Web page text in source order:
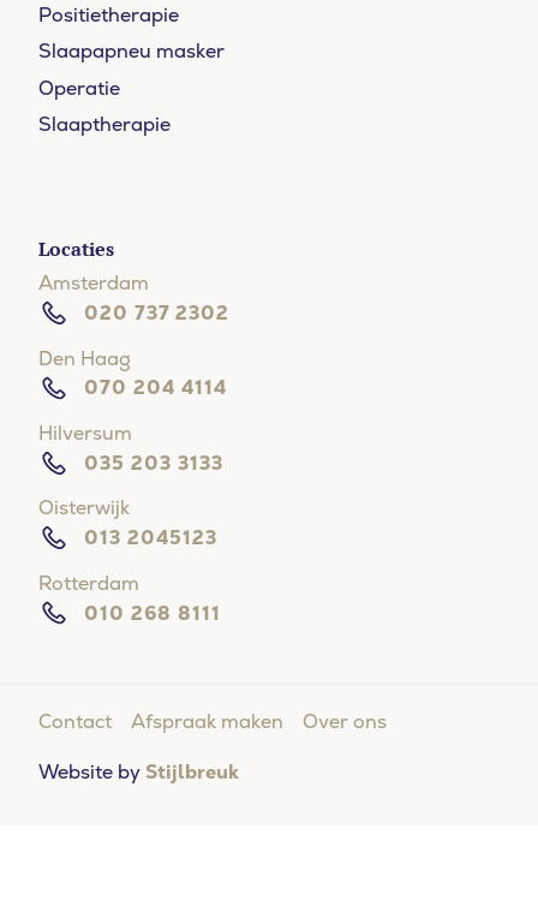
Moeite met in slaap vallen?
Doe de online slaaptest en kom binnen 5 vragen
erachter of u een slaapstoornis heeft.
Positietherapie
Slaapapneu masker
Operatie
Slaaptherapie
Locaties
Amsterdam
020 737 2302
Den Haag
070 204 4114
Hilversum
035 203 3133
Oisterwijk
013 2045123
Rotterdam
010 268 8111
Contact Afspraak maken
Over ons
Website by Stijlbreuk